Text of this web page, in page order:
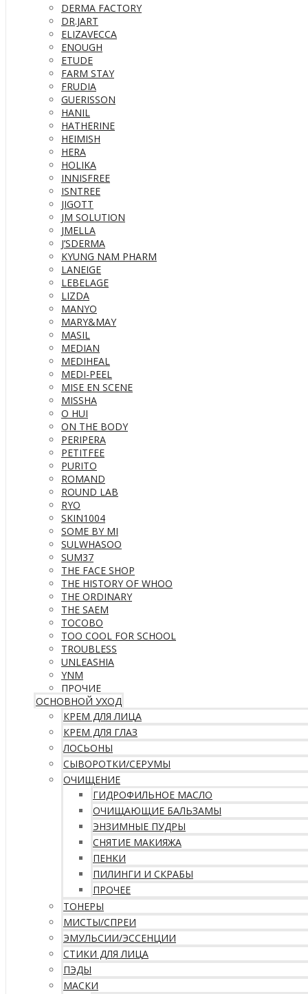
DERMA FACTORY
DR.JART
ELIZAVECCA
ENOUGH
ETUDE
FARM STAY
FRUDIA
GUERISSON
HANIL
HATHERINE
HEIMISH
HERA
HOLIKA
INNISFREE
ISNTREE
JIGOTT
JM SOLUTION
JMELLA
J’SDERMA
KYUNG NAM PHARM
LANEIGE
LEBELAGE
LIZDA
MANYO
MARY&MAY
MASIL
MEDIAN
MEDIHEAL
MEDI-PEEL
MISE EN SCENE
MISSHA
O HUI
ON THE BODY
PERIPERA
PETITFEE
PURITO
ROMAND
ROUND LAB
RYO
SKIN1004
SOME BY MI
SULWHASOO
SUM37
THE FACE SHOP
THE HISTORY OF WHOO
THE ORDINARY
THE SAEM
TOCOBO
TOO COOL FOR SCHOOL
TROUBLESS
UNLEASHIA
YNM
ПРОЧИЕ
ОСНОВНОЙ УХОД
КРЕМ ДЛЯ ЛИЦА
КРЕМ ДЛЯ ГЛАЗ
ЛОСЬОНЫ
СЫВОРОТКИ/СЕРУМЫ
ОЧИЩЕНИЕ
ГИДРОФИЛЬНОЕ МАСЛО
ОЧИЩАЮЩИЕ БАЛЬЗАМЫ
ЭНЗИМНЫЕ ПУДРЫ
СНЯТИЕ МАКИЯЖА
ПЕНКИ
ПИЛИНГИ И СКРАБЫ
ПРОЧЕЕ
ТОНЕРЫ
МИСТЫ/СПРЕИ
ЭМУЛЬСИИ/ЭССЕНЦИИ
СТИКИ ДЛЯ ЛИЦА
ПЭДЫ
МАСКИ